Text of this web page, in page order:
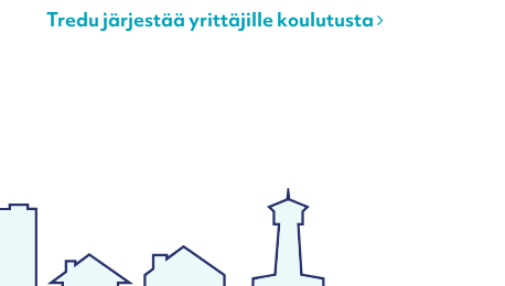
Tredu järjestää yrittäjille koulutusta